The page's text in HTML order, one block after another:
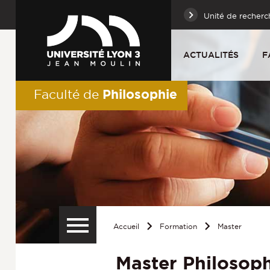
Unité de
ACTUALITÉS
Faculté de Philosophie
Accueil Formation Master
Master